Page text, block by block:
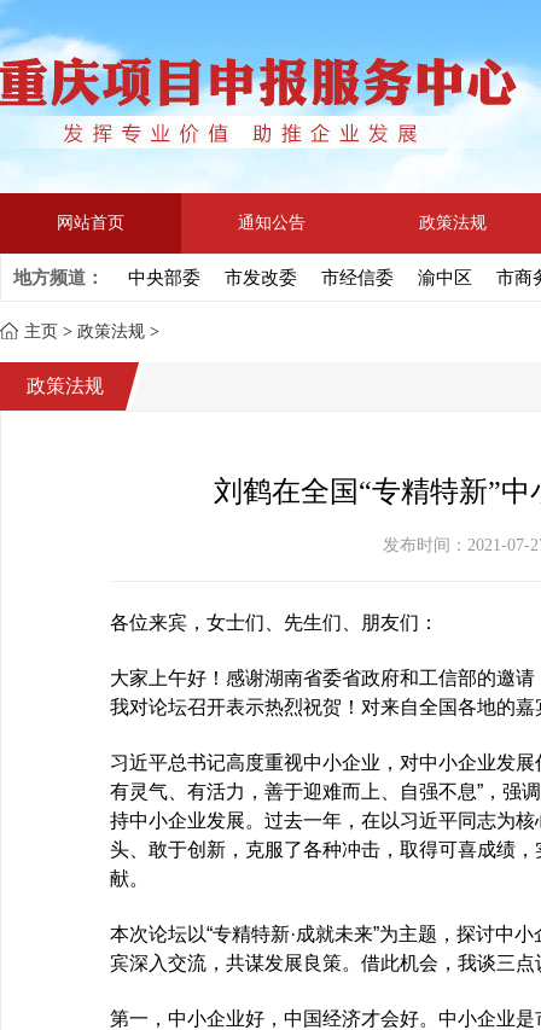
网站首页 通知公告 政策法规
地方频道： 中央部委 市发改委 市经信委 渝中区 市商
主页 > 政策法规 >
政策法规
刘鹤在全国“专精特新”
发布时间：2021-07-
各位来宾，女士们、先生们、朋友们：
大家上午好！感谢湖南省委省政府和工信部的邀
我对论坛召开表示热烈祝贺！对来自全国各地的
习近平总书记高度重视中小企业，对中小企业发
有灵气、有活力，善于迎难而上、自强不息”，强
持中小企业发展。过去一年，在以习近平同志为
头、敢于创新，克服了各种冲击，取得可喜成绩
献。
本次论坛以“专精特新·成就未来”为主题，探讨中
宾深入交流，共谋发展良策。借此机会，我谈三
第一，中小企业好，中国经济才会好。中小企业